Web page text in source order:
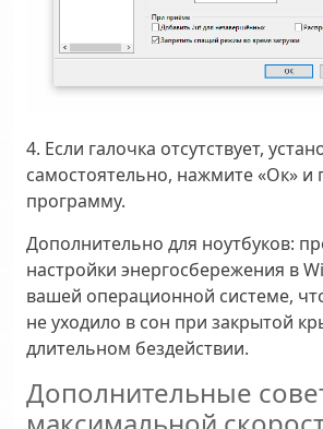
4. Если галочка отсутствует,
самостоятельно, нажмите «Ок» и
программу.
Дополнительно для ноутбуков:
настройки энергосбережения в
вашей операционной системе,
не уходило в сон при закрытой
длительном бездействии.
Дополнительные